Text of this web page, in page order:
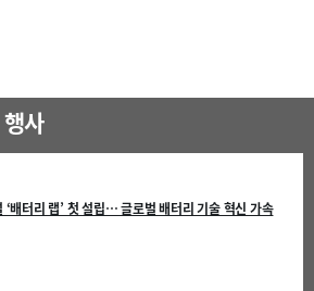
사
배터리 랩’ 첫 설립… 글로벌 배터리 기술 혁신 가속